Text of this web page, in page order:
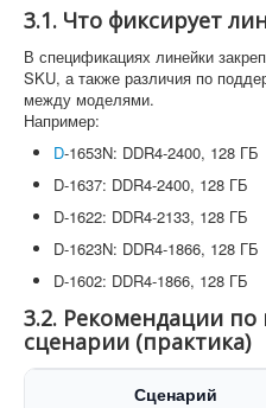
3.1. Что фиксирует
В спецификациях линейки
SKU, а также различия по
между моделями.
Например:
D-1653N: DDR4-2400, 128 ГБ
D-1637: DDR4-2400, 128 ГБ
D-1622: DDR4-2133, 128 ГБ
D-1623N: DDR4-1866, 128 ГБ
D-1602: DDR4-1866, 128 ГБ
3.2. Рекомендации
сценарии (практика)
Сценарий